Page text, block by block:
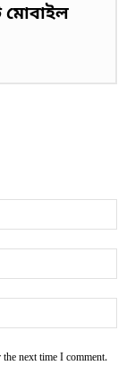
মোবাইল
next time I comment.